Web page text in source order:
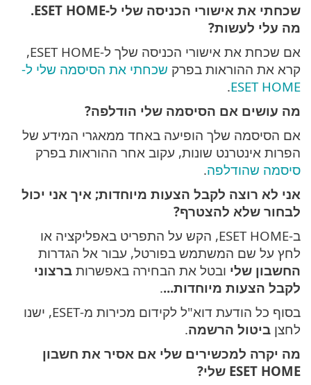
שכחתי את אישורי הכניסה שלי ל-ESET HOME.
מה עלי לעשות?
אם שכחת את אישורי הכניסה שלך ל-ESET HOME,
קרא את ההוראות בפרק שכחתי את הסיסמה שלי ל-
ESET HOME
.
מה עושים אם הסיסמה שלי הודלפה?
אם הסיסמה שלך הופיעה באחד ממאגרי המידע של
הפרות אינטרנט שונות, עקוב אחר ההוראות בפרק
סיסמה שהודלפה.
אני לא רוצה לקבל הצעות מיוחדות; איך אני יכול
לבחור שלא להצטרף?
ב-ESET HOME, הקש על התפריט באפליקציה או
לחץ על שם המשתמש בפורטל, עבור אל הגדרות
החשבון שלי ובטל את הבחירה באפשרות ברצוני
לקבל הצעות מיוחדות....
בסוף כל הודעת דוא"ל לקידום מכירות מ-ESET, ישנו
לחצן ביטול הרשמה.
מה יקרה למכשירים שלי אם אסיר את חשבון
ESET HOME שלי?